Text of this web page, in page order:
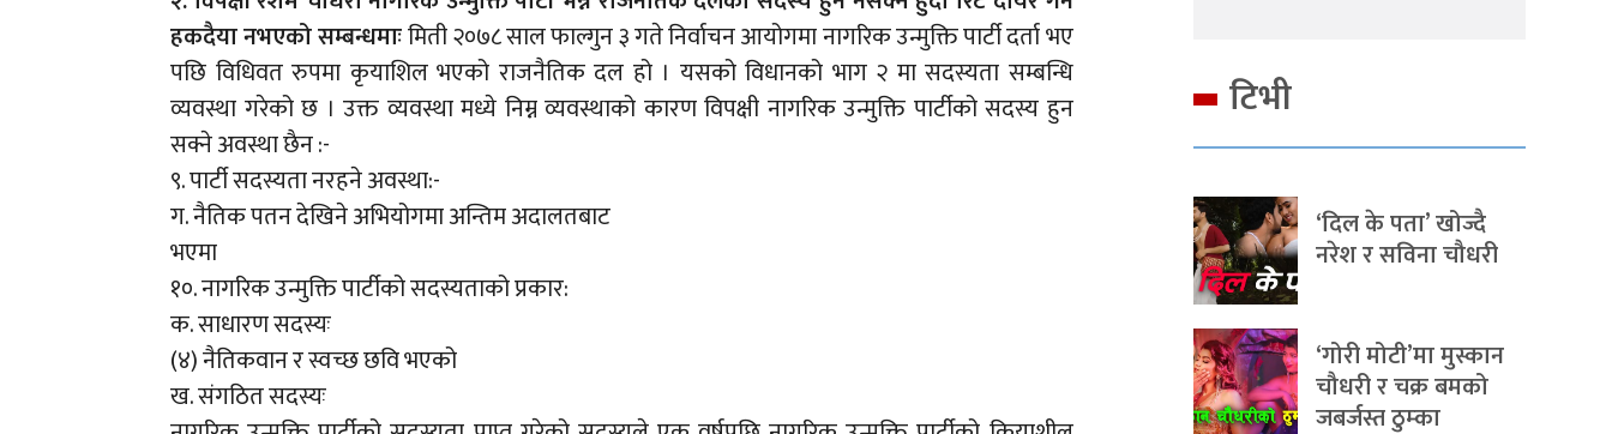
हकदैया नभएको सम्बन्धमाःमिती २०७८ साल फाल्गुन ३ गते निर्वाचन आयोगमा नागरिक उन्मुक्ति पार्टी दर्ता भए
पछि विधिवत रुपमा कृयाशिल भएको राजनैतिक दल हो । यसको विधानको भाग २ मा सदस्यता सम्बन्धि
व्यवस्था गरेको छ । उक्त व्यवस्था मध्ये निम्न व्यवस्थाको कारण विपक्षी नागरिक उन्मुक्ति पार्टीको सदस्य हुन
सक्ने अवस्था छैन :-
९. पार्टी सदस्यता नरहने अवस्था:-
ग. नैतिक पतन देखिने अभियोगमा अन्तिम अदालतबाट
भएमा
१०. नागरिक उन्मुक्ति पार्टीको सदस्यताको प्रकार:
क. साधारण सदस्यः
(४) नैतिकवान र स्वच्छ छवि भएको
ख. संगठित सदस्यः
टिभी
‘दिल के पता’ खोज्दै
नरेश र सविना चौधरी
‘गोरी मोटी’मा मुस्कान
चौधरी र चक्र बमको
जबर्जस्त ठुम्का